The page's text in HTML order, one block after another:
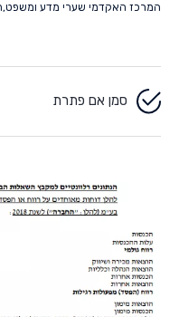
המרכז האקדמי שערי מדע ומשפט,
סמן אם פתרת